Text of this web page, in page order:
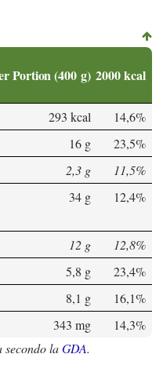
Portion (400 g) 2000 kcal
293 kcal
14,6%
16 g
23,5%
2,3 g
11,5%
34 g 12,4%
12 g
12,8%
5,8 g
23,4%
8,1 g
16,1%
343 mg
14,3%
secondo laGDA.